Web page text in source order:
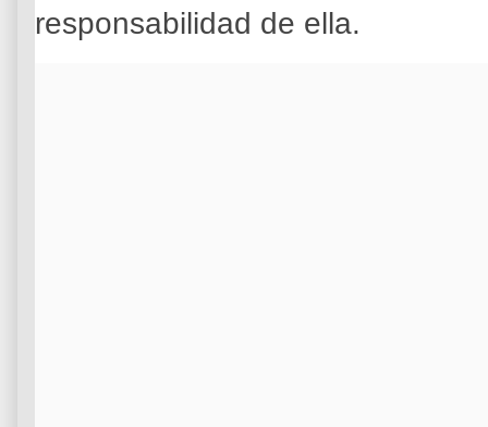
responsabilidad de ella.